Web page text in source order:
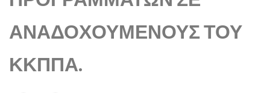
ΑΝΑΔΟΧΟΥΜΕΝΟΥΣ ΤΟΥ
ΚΚΠΠΑ.